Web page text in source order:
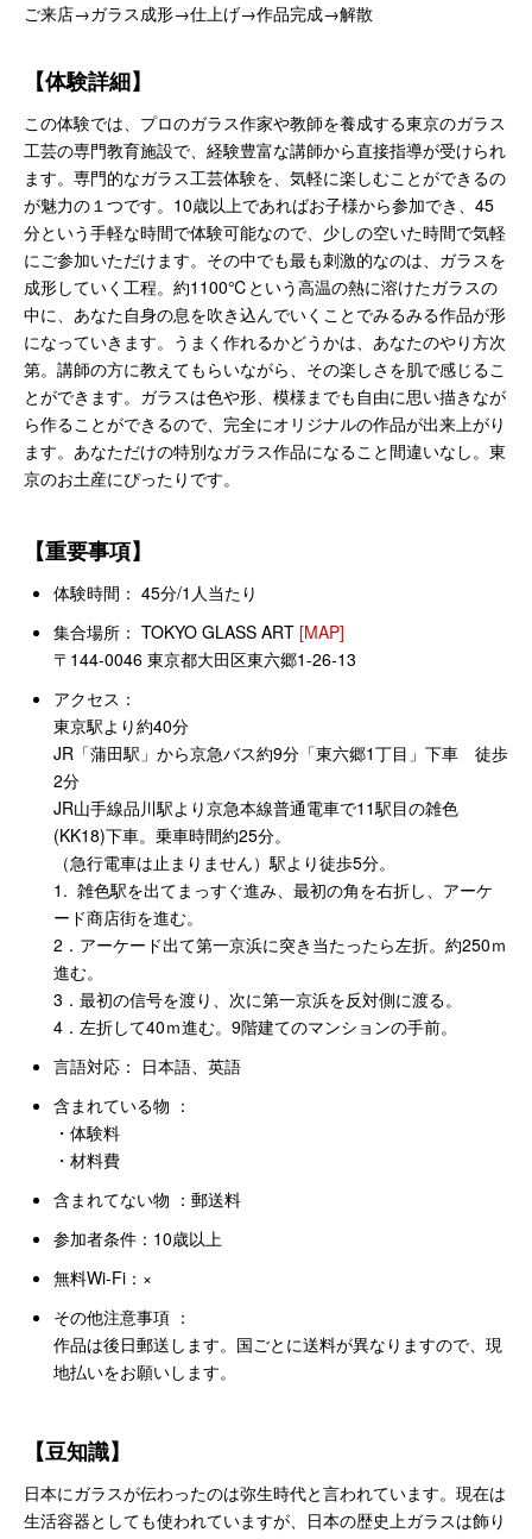
ご来店→ガラス成形→仕上げ→作品完成→解散
【体験詳細】
この体験では、プロのガラス作家や教師を養成する東京のガラス
工芸の専門教育施設で、経験豊富な講師から直接指導が受けられ
ます。専門的なガラス工芸体験を、気軽に楽しむことができるの
が魅力の１つです。10歳以上であればお子様から参加でき、45
分という手軽な時間で体験可能なので、少しの空いた時間で気軽
にご参加いただけます。その中でも最も刺激的なのは、ガラスを
成形していく工程。約1100℃という高温の熱に溶けたガラスの
中に、あなた自身の息を吹き込んでいくことでみるみる作品が形
になっていきます。うまく作れるかどうかは、あなたのやり方次
第。講師の方に教えてもらいながら、その楽しさを肌で感じるこ
とができます。ガラスは色や形、模様までも自由に思い描きなが
ら作ることができるので、完全にオリジナルの作品が出来上がり
ます。あなただけの特別なガラス作品になること間違いなし。東
京のお土産にぴったりです。
【重要事項】
体験時間： 45分/1人当たり
集合場所： TOKYO GLASS ART [MAP]
〒144-0046 東京都大田区東六郷1-26-13
アクセス：
東京駅より約40分
JR「蒲田駅」から京急バス約9分「東六郷1丁目」下車 徒歩
2分
JR山手線品川駅より京急本線普通電車で11駅目の雑色
(KK18)下車。乗車時間約25分。
（急行電車は止まりません）駅より徒歩5分。
1. 雑色駅を出てまっすぐ進み、最初の角を右折し、アーケ
ード商店街を進む。
2．アーケード出て第一京浜に突き当たったら左折。約250ｍ
進む。
3．最初の信号を渡り、次に第一京浜を反対側に渡る。
4．左折して40ｍ進む。9階建てのマンションの手前。
言語対応： 日本語、英語
含まれている物 ：
・体験料
・材料費
含まれてない物 ：郵送料
参加者条件：10歳以上
無料Wi-Fi：×
その他注意事項 ：
作品は後日郵送します。国ごとに送料が異なりますので、現
地払いをお願いします。
【豆知識】
日本にガラスが伝わったのは弥生時代と言われています。現在は
生活容器としても使われていますが、日本の歴史上ガラスは飾り